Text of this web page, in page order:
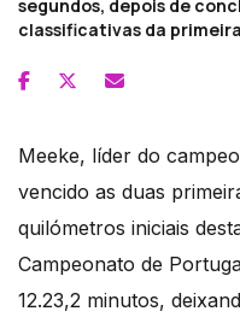
segundos, depois de
classificativas da
Meeke, líder do
vencido as duas
quilómetros iniciais
Campeonato de
12.23,2 minutos,